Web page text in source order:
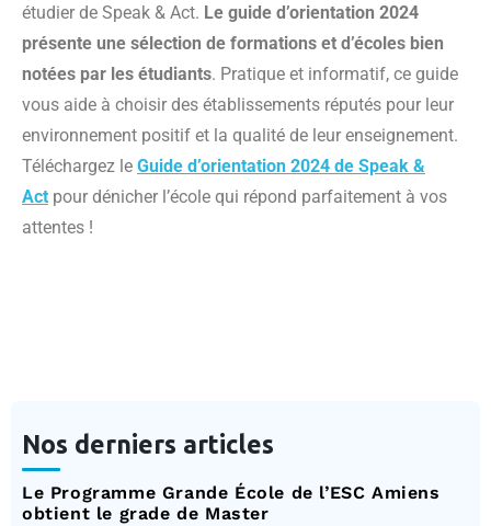
étudier de Speak & Act. Le guide d’orientation 2024
présente une sélection de formations et d’écoles bien
notées par les étudiants. Pratique et informatif, ce guide
vous aide à choisir des établissements réputés pour leur
environnement positif et la qualité de leur enseignement.
Téléchargez le Guide d’orientation 2024 de Speak &
Act pour dénicher l’école qui répond parfaitement à vos
attentes !
Nos derniers articles
Le Programme Grande École de l’ESC Amiens
obtient le grade de Master